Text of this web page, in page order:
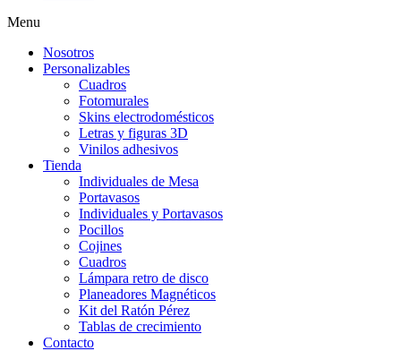
Menu
Nosotros
Personalizables
Cuadros
Fotomurales
Skins electrodomésticos
Letras y figuras 3D
Vinilos adhesivos
Tienda
Individuales de Mesa
Portavasos
Individuales y Portavasos
Pocillos
Cojines
Cuadros
Lámpara retro de disco
Planeadores Magnéticos
Kit del Ratón Pérez
Tablas de crecimiento
Contacto